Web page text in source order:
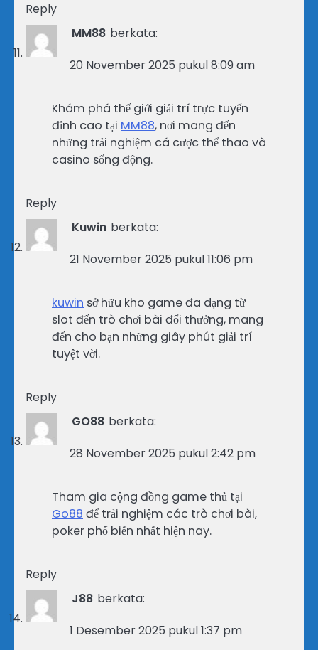
Reply
MM88 berkata:
20 November 2025 pukul 8:09 am
Khám phá thế giới giải trí trực tuyến
đỉnh cao tại MM88, nơi mang đến
những trải nghiệm cá cược thể thao và
casino sống động.
Reply
Kuwin berkata:
21 November 2025 pukul 11:06 pm
kuwin sở hữu kho game đa dạng từ
slot đến trò chơi bài đổi thưởng, mang
đến cho bạn những giây phút giải trí
tuyệt vời.
Reply
GO88 berkata:
28 November 2025 pukul 2:42 pm
Tham gia cộng đồng game thủ tại
Go88 để trải nghiệm các trò chơi bài,
poker phổ biến nhất hiện nay.
Reply
J88 berkata:
1 Desember 2025 pukul 1:37 pm